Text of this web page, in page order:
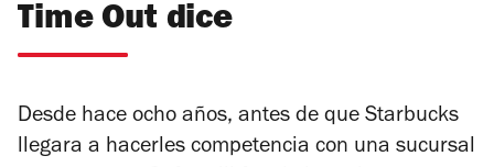
Time Out dice
Desde hace ocho años, antes de que Starbucks
llegara a hacerles competencia con una sucursal